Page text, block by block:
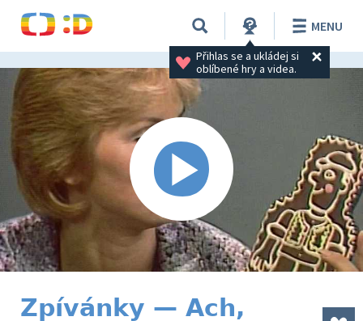
Přihlas se a ukládej si
oblíbené hry a videa.
MENU
Zpívánky — Ach,